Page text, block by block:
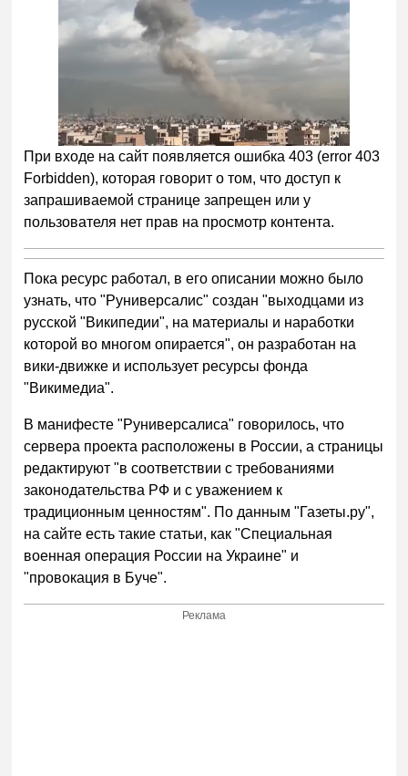
При входе на сайт появляется ошибка 403 (error 403
Forbidden), которая говорит о том, что доступ к
запрашиваемой странице запрещен или у
пользователя нет прав на просмотр контента.
Пока ресурс работал, в его описании можно было
узнать, что "Руниверсалис" создан "выходцами из
русской "Википедии", на материалы и наработки
которой во многом опирается", он разработан на
вики-движке и использует ресурсы фонда
"Викимедиа".
В манифесте "Руниверсалиса" говорилось, что
сервера проекта расположены в России, а страницы
редактируют "в соответствии с требованиями
законодательства РФ и с уважением к
традиционным ценностям". По данным "Газеты.ру",
на сайте есть такие статьи, как "Специальная
военная операция России на Украине" и
"провокация в Буче".
Реклама